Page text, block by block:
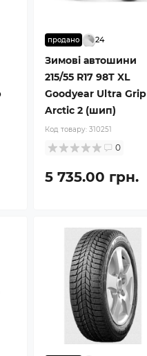
продано 24
Зимові автошини
215/55 R17 98T XL
Goodyear Ultra Grip
Arctic 2 (шип)
Код товару: 310251
0
5 735.00 грн.